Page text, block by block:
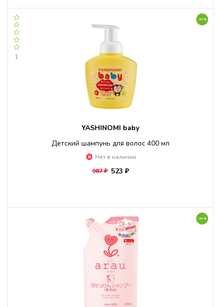
1
-47%
YASHINOMI baby
Детский шампунь для волос 400 мл
Нет в наличии
987 ₽ 523 ₽
-47%